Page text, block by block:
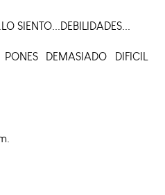
SIENTO...DEBILIDADES...
DEMASIADO DIFICIL